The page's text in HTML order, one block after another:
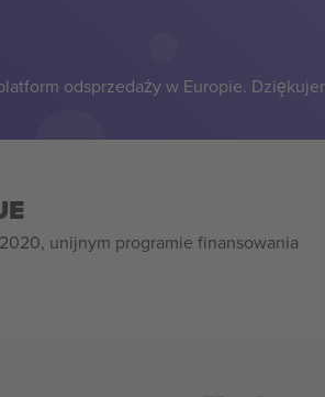
odsprzedaży w Europie.
unijnym programie finansowania